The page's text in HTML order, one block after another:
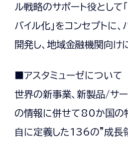
ル戦略のサポート役として
バイル化」をコンセプトに
開発し、地域金融機関向け
■アスタミューゼについて
世界の新事業、新製品/サ
の情報に併せて80か国の
自に定義した136の”成長